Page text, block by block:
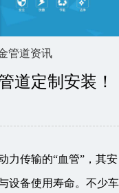
管道资讯
道定制安装！
力传输的“血管”，其安
设备使用寿命。不少车